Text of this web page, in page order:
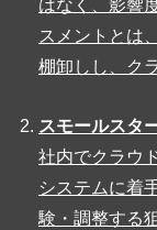
はなく、影響
スメントとは
棚卸しし、ク
スモールスタ
社内でクラウ
システムに着
験・調整する